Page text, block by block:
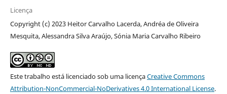
Licença
Copyright (c) 2023 Heitor Carvalho Lacerda, Andréa de Oliveira
Mesquita, Alessandra Silva Araújo, Sónia Maria Carvalho Ribeiro
Este trabalho está licenciado sob uma licençaCreative Commons
Attribution-NonCommercial-NoDerivatives 4.0 International License.